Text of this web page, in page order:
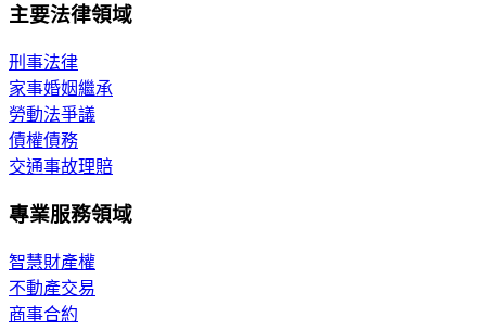
主要法律領域
刑事法律
家事婚姻繼承
勞動法爭議
債權債務
交通事故理賠
專業服務領域
智慧財產權
不動產交易
商事合約